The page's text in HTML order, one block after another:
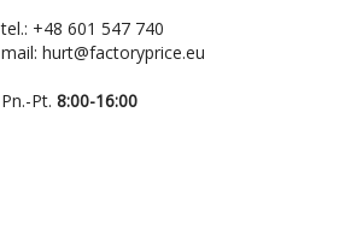
tel.: +48 601 547 740
mail: hurt@factoryprice.eu
Pn.-Pt. 8:00-16:00